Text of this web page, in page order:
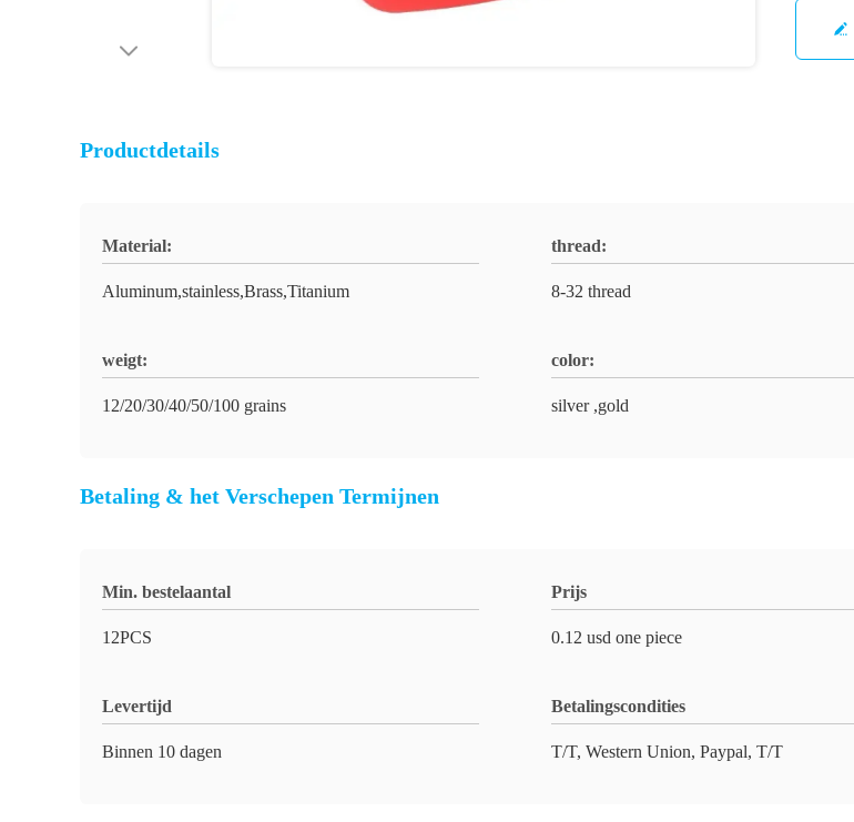
Productdetails
Material:
Aluminum,stainless,Brass,Titanium
thread:
8-32 thread
weigt:
12/20/30/40/50/100 grains
color:
silver ,gold
Betaling & het Verschepen Termijnen
Min. bestelaantal
12PCS
Prijs
0.12 usd one piece
Levertijd
Binnen 10 dagen
Betalingscondities
T/T, Western Union, Paypal, T/T